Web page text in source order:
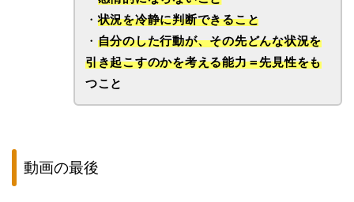
・状況を冷静に判断できること
・ 自分のした行動が、その先どんな状況を
引き起こすのかを考える能力＝先見性をも
つこと
動画の最後